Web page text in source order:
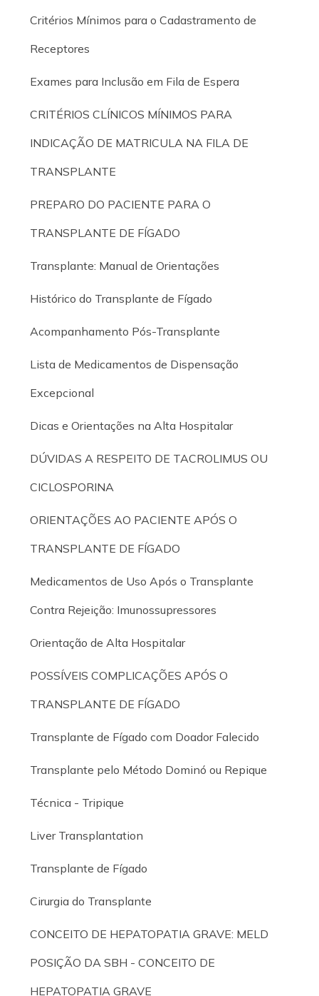
Critérios Mínimos para o Cadastramento de
Receptores
Exames para Inclusão em Fila de Espera
CRITÉRIOS CLÍNICOS MÍNIMOS PARA
INDICAÇÃO DE MATRICULA NA FILA DE
TRANSPLANTE
PREPARO DO PACIENTE PARA O
TRANSPLANTE DE FÍGADO
Transplante: Manual de Orientações
Histórico do Transplante de Fígado
Acompanhamento Pós-Transplante
Lista de Medicamentos de Dispensação
Excepcional
Dicas e Orientações na Alta Hospitalar
DÚVIDAS A RESPEITO DE TACROLIMUS OU
CICLOSPORINA
ORIENTAÇÕES AO PACIENTE APÓS O
TRANSPLANTE DE FÍGADO
Medicamentos de Uso Após o Transplante
Contra Rejeição: Imunossupressores
Orientação de Alta Hospitalar
POSSÍVEIS COMPLICAÇÕES APÓS O
TRANSPLANTE DE FÍGADO
Transplante de Fígado com Doador Falecido
Transplante pelo Método Dominó ou Repique
Técnica - Tripique
Liver Transplantation
Transplante de Fígado
Cirurgia do Transplante
CONCEITO DE HEPATOPATIA GRAVE: MELD
POSIÇÃO DA SBH - CONCEITO DE
HEPATOPATIA GRAVE